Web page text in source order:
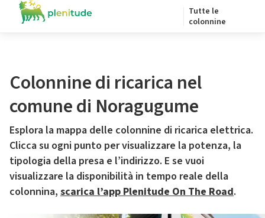
Tutte le
colonnine
Colonnine di ricarica nel
comune di Noragugume
Esplora la mappa delle colonnine di ricarica elettrica.
Clicca su ogni punto per visualizzare la potenza, la
tipologia della presa e l’indirizzo. E se vuoi
visualizzare la disponibilità in tempo reale della
colonnina, scarica l’app Plenitude On The Road.